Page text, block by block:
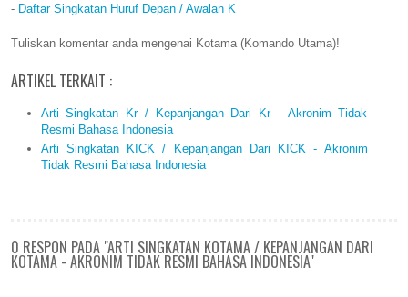
- Daftar Singkatan Huruf Depan / Awalan K
Tuliskan komentar anda mengenai Kotama (Komando Utama)!
ARTIKEL TERKAIT :
Arti Singkatan Kr / Kepanjangan Dari Kr - Akronim Tidak
Resmi Bahasa Indonesia
Arti Singkatan KICK / Kepanjangan Dari KICK - Akronim
Tidak Resmi Bahasa Indonesia
0 RESPON PADA "ARTI SINGKATAN KOTAMA / KEPANJANGAN DARI
KOTAMA - AKRONIM TIDAK RESMI BAHASA INDONESIA"